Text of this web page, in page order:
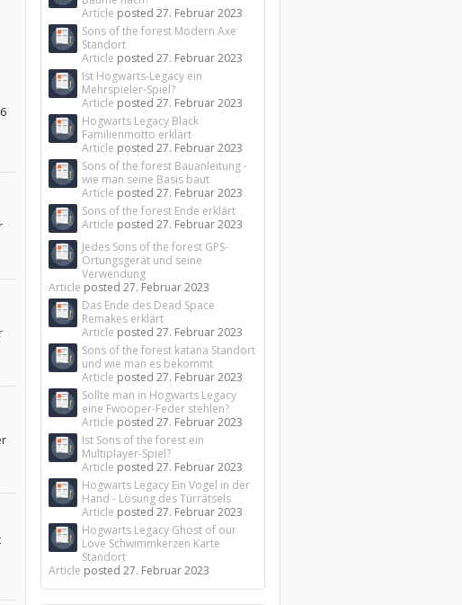
Article posted27. Februar 2023
Sons of the forest Modern Axe
Standort
Article posted27. Februar 2023
Ist Hogwarts-Legacy ein
Mehrspieler-Spiel?
Article posted27. Februar 2023
Hogwarts Legacy Black
Familienmotto erklärt
Article posted27. Februar 2023
Sons of the forest Bauanleitung -
wie man seine Basis baut
Article posted27. Februar 2023
Sons of the forest Ende erklärt
Article posted27. Februar 2023
Jedes Sons of the forest GPS-
Ortungsgerät und seine
Verwendung
Article posted27. Februar 2023
Das Ende des Dead Space
Remakes erklärt
Article posted27. Februar 2023
Sons of the forest katana Standort
und wie man es bekommt
Article posted27. Februar 2023
Sollte man in Hogwarts Legacy
eine Fwooper-Feder stehlen?
Article posted27. Februar 2023
Ist Sons of the forest ein
Multiplayer-Spiel?
Article posted27. Februar 2023
Hogwarts Legacy Ein Vogel in der
Hand - Lösung des Türrätsels
Article posted27. Februar 2023
Hogwarts Legacy Ghost of our
Love Schwimmkerzen Karte
Standort
Article posted27. Februar 2023